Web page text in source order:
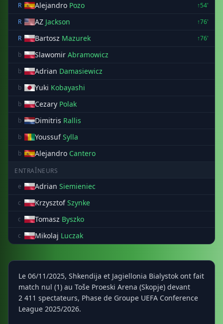
R
Alejandro Pozo
↑54'
R
AZ Jackson
↑76'
R
Bartosz Mazurek
↑76'
b
Slawomir Abramowicz
b Adrian Damasiewicz
b Yuki Kobayashi
b Cezary Polak
b Dimitris Rallis
b YoussufSylla
b Alejandro Cantero
ENTRAÎNEURS
e
Adrian Siemieniec
c KrzysztofSzynke
c Tomasz Byszko
c Mikolaj Luczak
Le 06/11/2025, Shkendija et Jagiellonia Bialystok ont fait
match nul (1) au Toše Proeski Arena (Skopje) devant
2 411 spectateurs, Phase de Groupe UEFA Conference
League 2025/2026.